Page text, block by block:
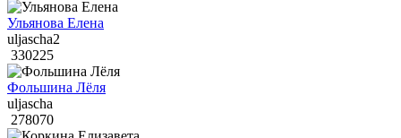
Ульянова Елена
uljascha2
330225
Фольшина Лёля
uljascha
278070